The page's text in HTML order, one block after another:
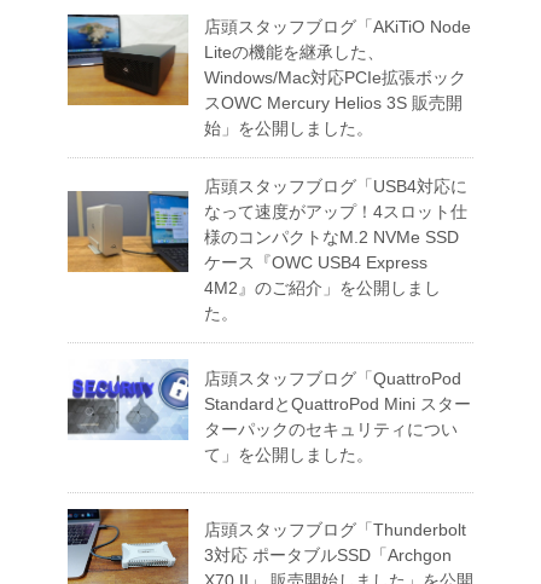
店頭スタッフブログ「AKiTiO Node
Liteの機能を継承した、
Windows/Mac対応PCIe拡張ボック
スOWC Mercury Helios 3S 販売開
始」を公開しました。
店頭スタッフブログ「USB4対応に
なって速度がアップ！4スロット仕
様のコンパクトなM.2 NVMe SSD
ケース『OWC USB4 Express
4M2』のご紹介」を公開しまし
た。
店頭スタッフブログ「QuattroPod
StandardとQuattroPod Mini スター
ターパックのセキュリティについ
て」を公開しました。
店頭スタッフブログ「Thunderbolt
3対応 ポータブルSSD「Archgon